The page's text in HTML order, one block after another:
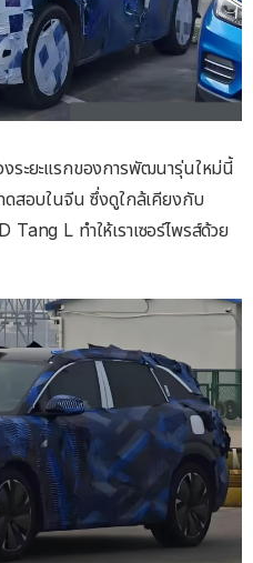
ระยะแรกของการพัฒนารุ่นใหม่นี้
สอบในจีน ซึ่งดูใกล้เคียงกับ
L ทำให้เราเซอร์ไพรส์ด้วย